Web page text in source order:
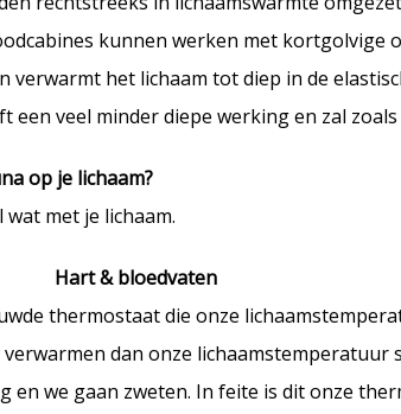
kunnen werken met
het lichaam tot diep in de
veel minder diepe werking en zal
op je lichaam?
met je lichaam.
Hart & bloedvaten
thermostaat die onze
dan onze lichaamstemperatuur
en we gaan zweten. In feite is dit onze